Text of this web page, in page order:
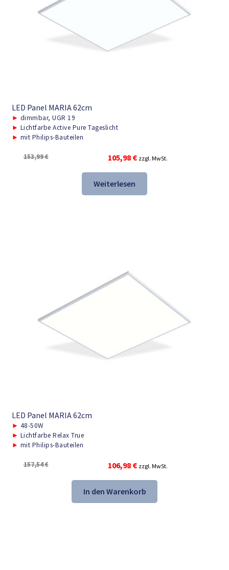
LED Panel MARIA 62cm
► dimmbar, UGR 19
► Lichtfarbe Active Pure Tageslicht
► mit Philips-Bauteilen
153,99€
Ursprünglicher
Preis
war:
153,99 €
105,98 €Aktueller
Preis
105,98 €.
zzgl. MwSt.
Weiterlesen
LED Panel MARIA 62cm
► 48-50W
► Lichtfarbe Relax True
► mit Philips-Bauteilen
157,54€
Ursprünglicher
Preis
war:
157,54 €
106,98 €Aktueller
Preis
ist:
106,98 €.
zzgl. MwSt.
In den Warenkorb